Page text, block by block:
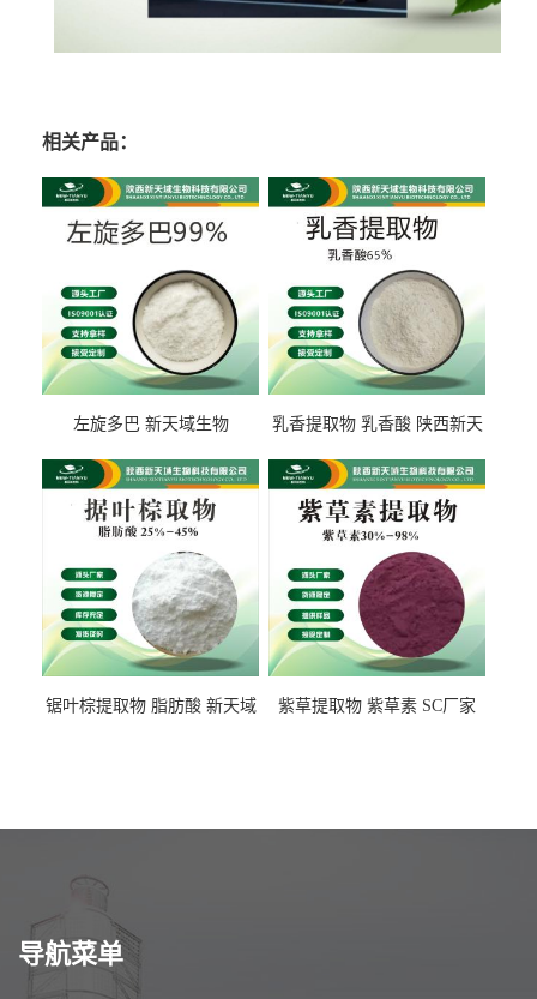
相关产品：
左旋多巴 新天域生物
乳香提取物 乳香酸 陕西新天
锯叶棕提取物 脂肪酸 新天域
紫草提取物 紫草素 SC厂家
导航菜单